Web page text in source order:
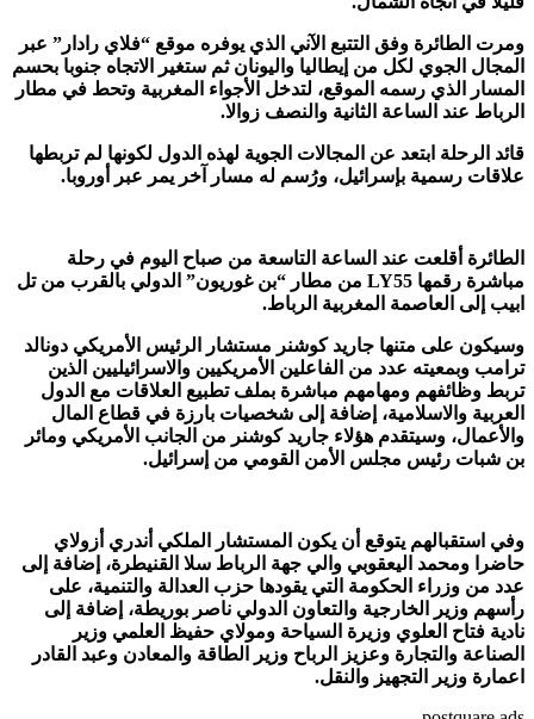
ومرت الطائرة وفق التتبع الآني الذي يوفره موقع “فلاي رادار” عبر
المجال الجوي لكل من إيطاليا واليونان ثم ستغير الاتجاه جنوبا بحسم
المسار الذي رسمه الموقع، لتدخل الأجواء المغربية وتحط في مطار
الرباط عند الساعة الثانية والنصف زوالا.
قائد الرحلة ابتعد عن المجالات الجوية لهذه الدول لكونها لم تربطها
علاقات رسمية بإسرائيل، ورُسم له مسار آخر يمر عبر أوروبا.
الطائرة أقلعت عند الساعة التاسعة من صباح اليوم في رحلة
مباشرة رقمها LY55 من مطار “بن غوريون” الدولي بالقرب من تل
ابيب إلى العاصمة المغربية الرباط.
وسيكون على متنها جاريد كوشنر مستشار الرئيس الأمريكي دونالد
ترامب وبمعيته عدد من الفاعلين الأمريكيين والاسرائيليين الذين
تربط وظائفهم ومهامهم مباشرة بملف تطبيع العلاقات مع الدول
العربية والاسلامية، إضافة إلى شخصيات بارزة في قطاع المال
والأعمال، وسيتقدم هؤلاء جاريد كوشنر من الجانب الأمريكي ومائر
بن شبات رئيس مجلس الأمن القومي من إسرائيل.
وفي استقبالهم يتوقع أن يكون المستشار الملكي أندري أزولاي
حاضرا ومحمد اليعقوبي والي جهة الرباط سلا القنيطرة، إضافة إلى
عدد من وزراء الحكومة التي يقودها حزب العدالة والتنمية، على
رأسهم وزير الخارجية والتعاون الدولي ناصر بوريطة، إضافة إلى
نادية فتاح العلوي وزيرة السياحة ومولاي حفيظ العلمي وزير
الصناعة والتجارة وعزيز الرباح وزير الطاقة والمعادن وعبد القادر
اعمارة وزير التجهيز والنقل.